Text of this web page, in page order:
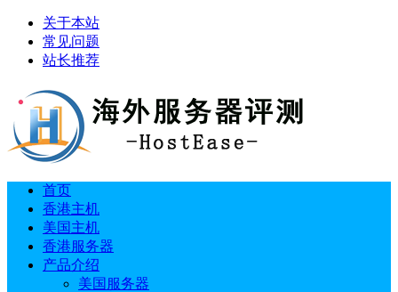
关于本站
常见问题
站长推荐
首页
香港主机
美国主机
香港服务器
产品介绍
美国服务器